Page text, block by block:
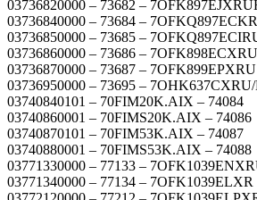
03736820000 – 73682 –
03736840000 – 73684 –
03736850000 – 73685 –
03736860000 – 73686 –
03736870000 – 73687 – 7OFK899EPXRU
03736950000 – 73695 –
03740840101 – 70FIM20K.AIX – 74084
03740860001 – 70FIMS20K.AIX – 74086
03740870101 – 70FIM53K.AIX – 74087
03740880001 – 70FIMS53K.AIX – 74088
03771330000 – 77133 –
03771340000 – 77134 – 7OFK1039ELXR